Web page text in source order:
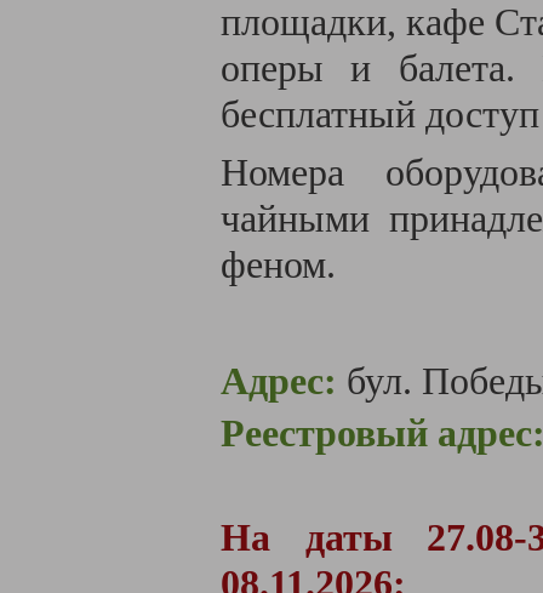
площадки, кафе
оперы и
бесплатный
Номера
чайными
феном.
Адрес: бул.
Реестровый
На даты 27.08-
08.11.2026: